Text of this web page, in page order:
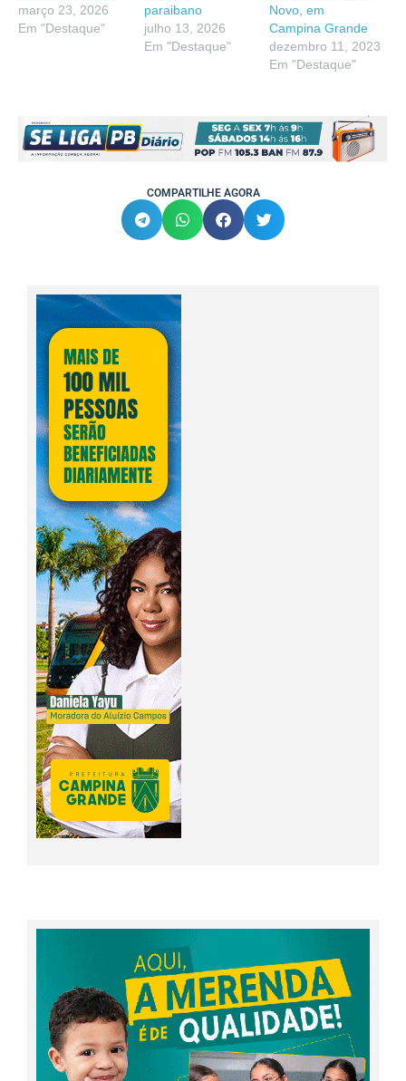
março 23, 2026
Em "Destaque"
paraibano
julho 13, 2026
Em "Destaque"
Novo, em
Campina Grande
dezembro 11, 2023
Em "Destaque"
COMPARTILHE AGORA